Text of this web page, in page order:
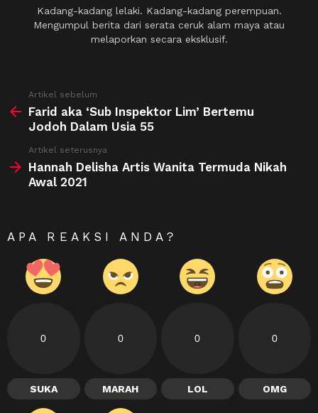
Kadang-kadang lelaki. Kadang-kadang perempuan.
Mengumpul berita dari serata ceruk alam maya atau
melaporkan secara eksklusif.
more
Artikel sebelum
Farid aka ‘Sub Inspektor Lim’ Bertemu
Jodoh Dalam Usia 55
Artikel seterusnya
Hannah Delisha Artis Wanita Termuda Nikah
Awal 2021
APA REAKSI ANDA?
0
SUKA
0
MARAH
0
LOL
0
OMG